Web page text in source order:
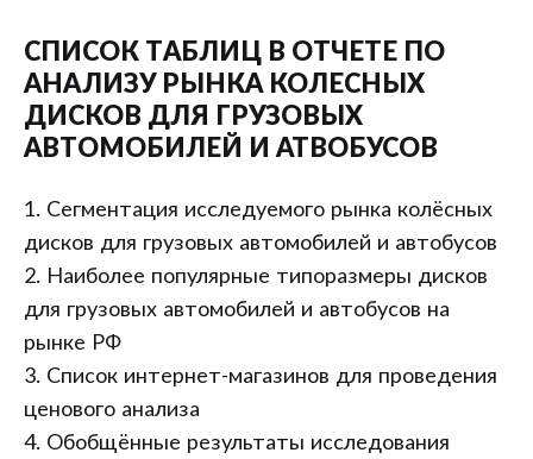
СПИСОК ТАБЛИЦ В ОТЧЕТЕ ПО
АНАЛИЗУ РЫНКА КОЛЕСНЫХ
ДИСКОВ ДЛЯ ГРУЗОВЫХ
АВТОМОБИЛЕЙ И АТВОБУСОВ
1. Сегментация исследуемого рынка колёсных
дисков для грузовых автомобилей и автобусов
2. Наиболее популярные типоразмеры дисков
для грузовых автомобилей и автобусов на
рынке РФ
3. Список интернет-магазинов для проведения
ценового анализа
4. Обобщённые результаты исследования